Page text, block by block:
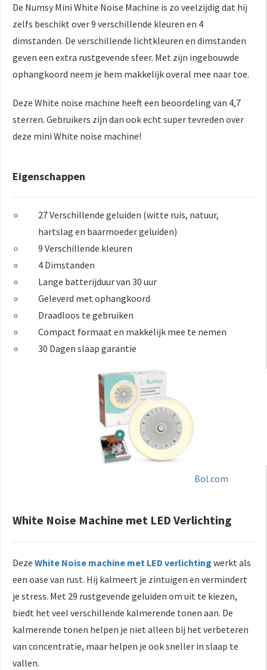
De Numsy Mini White Noise Machine is zo veelzijdig dat hij
zelfs beschikt over 9 verschillende kleuren en 4
dimstanden. De verschillende lichtkleuren en dimstanden
geven een extra rustgevende sfeer. Met zijn ingebouwde
ophangkoord neem je hem makkelijk overal mee naar toe.
Deze White noise machine heeft een beoordeling van 4,7
sterren. Gebruikers zijn dan ook echt super tevreden over
deze mini White noise machine!
Eigenschappen
27 Verschillende geluiden (witte ruis, natuur,
hartslag en baarmoeder geluiden)
9 Verschillende kleuren
4 Dimstanden
Lange batterijduur van 30 uur
Geleverd met ophangkoord
Draadloos te gebruiken
Compact formaat en makkelijk mee te nemen
30 Dagen slaap garantie
Bol.com
White Noise Machine met LED Verlichting
Deze White Noise machine met LED verlichting werkt als
een oase van rust. Hij kalmeert je zintuigen en vermindert
je stress. Met 29 rustgevende geluiden om uit te kiezen,
biedt het veel verschillende kalmerende tonen aan. De
kalmerende tonen helpen je niet alleen bij het verbeteren
van concentratie, maar helpen je ook sneller in slaap te
vallen.